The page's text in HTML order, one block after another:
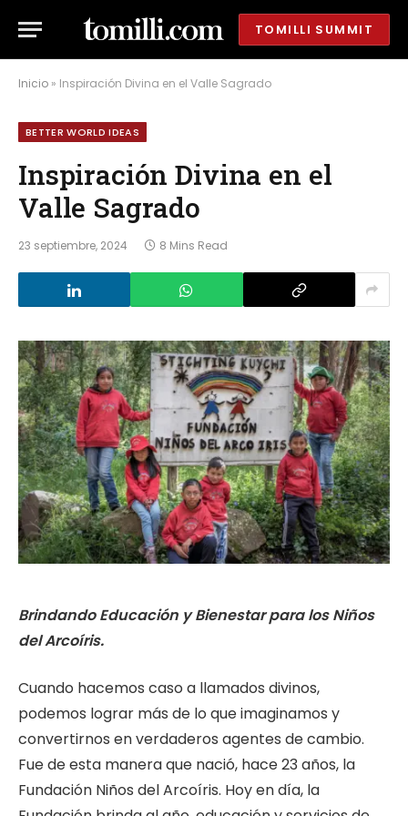
TOMILLI SUMMIT
Inicio » Inspiración Divina en el Valle Sagrado
BETTER WORLD IDEAS
Inspiración Divina en el
Valle Sagrado
23 septiembre, 2024 8 Mins Read
Brindando Educación y Bienestar para los Niños
del Arcoíris.
Cuando hacemos caso a llamados divinos,
podemos lograr más de lo que imaginamos y
convertirnos en verdaderos agentes de cambio.
Fue de esta manera que nació, hace 23 años, la
Fundación Niños del Arcoíris. Hoy en día, la